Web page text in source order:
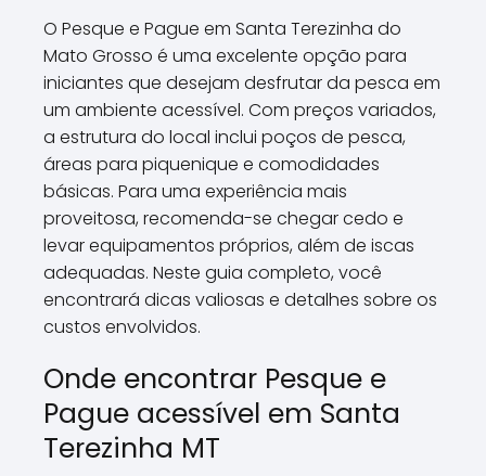
O Pesque e Pague em Santa Terezinha do
Mato Grosso é uma excelente opção para
iniciantes que desejam desfrutar da pesca em
um ambiente acessível. Com preços variados,
a estrutura do local inclui poços de pesca,
áreas para piquenique e comodidades
básicas. Para uma experiência mais
proveitosa, recomenda-se chegar cedo e
levar equipamentos próprios, além de iscas
adequadas. Neste guia completo, você
encontrará dicas valiosas e detalhes sobre os
custos envolvidos.
Onde encontrar Pesque e
Pague acessível em Santa
Terezinha MT